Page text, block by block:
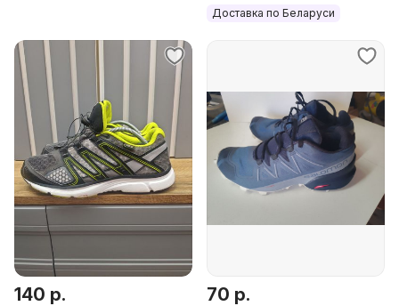
Доставка по Беларуси
140 р. 70 р.